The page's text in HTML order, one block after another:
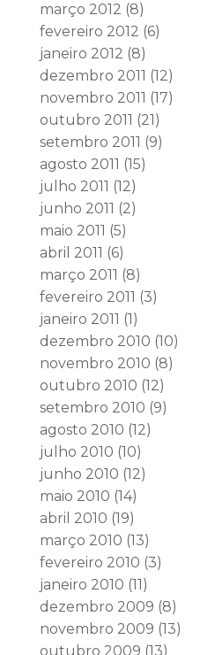
março 2012 (8)
fevereiro 2012 (6)
janeiro 2012 (8)
dezembro 2011 (12)
novembro 2011 (17)
outubro 2011 (21)
setembro 2011 (9)
agosto 2011 (15)
julho 2011 (12)
junho 2011 (2)
maio 2011 (5)
abril 2011 (6)
março 2011 (8)
fevereiro 2011 (3)
janeiro 2011 (1)
dezembro 2010 (10)
novembro 2010 (8)
outubro 2010 (12)
setembro 2010 (9)
agosto 2010 (12)
julho 2010 (10)
junho 2010 (12)
maio 2010 (14)
abril 2010 (19)
março 2010 (13)
fevereiro 2010 (3)
janeiro 2010 (11)
dezembro 2009 (8)
novembro 2009 (13)
outubro 2009 (13)